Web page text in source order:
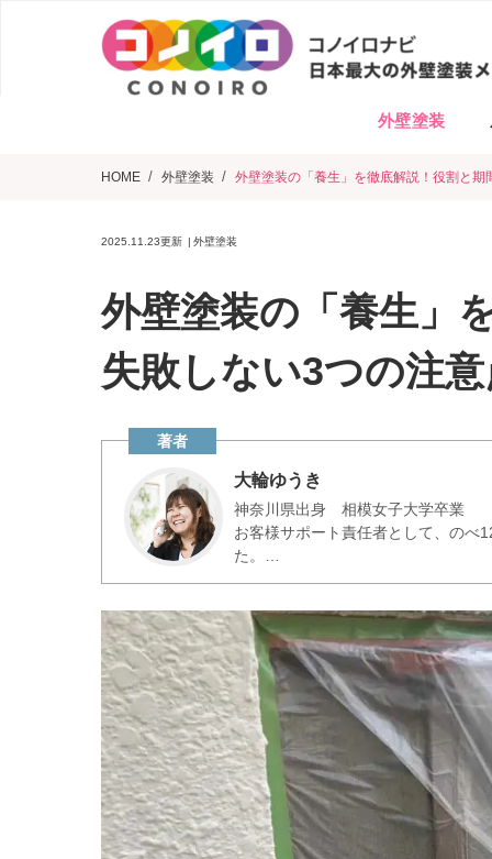
外壁塗装
HOME 外壁塗装 外壁塗装の「養生」を徹底解説！役割と期
2025.11.23更新 外壁塗装
外壁塗装の「養生」
失敗しない3つの注
大輪ゆうき
神奈川県出身 相模女子大学卒業
お客様サポート責任者として、のべ
た。